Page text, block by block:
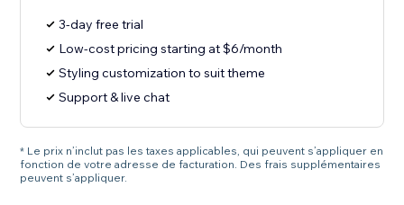
3-day free trial
Low-cost pricing starting at $6/month
Styling customization to suit theme
Support & live chat
* Le prix n’inclut pas les taxes applicables, qui peuvent s’appliquer en
fonction de votre adresse de facturation. Des frais supplémentaires
peuvent s’appliquer.